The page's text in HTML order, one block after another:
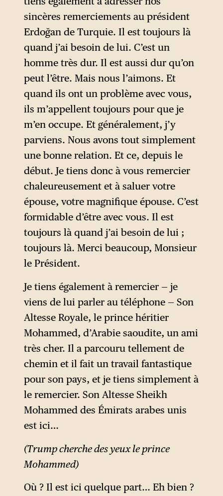
sincères remerciements au président
Erdoğan de Turquie. Il est toujours là
quand j’ai besoin de lui. C’est un
homme très dur. Il est aussi dur qu’on
peut l’être. Mais nous l’aimons. Et
quand ils ont un problème avec vous,
ils m’appellent toujours pour que je
m’en occupe. Et généralement, j’y
parviens. Nous avons tout simplement
une bonne relation. Et ce, depuis le
début. Je tiens donc à vous remercier
chaleureusement et à saluer votre
épouse, votre magnifique épouse. C’est
formidable d’être avec vous. Il est
toujours là quand j’ai besoin de lui ;
toujours là. Merci beaucoup, Monsieur
le Président.
Je tiens également à remercier — je
viens de lui parler au téléphone — Son
Altesse Royale, le prince héritier
Mohammed, d’Arabie saoudite, un ami
très cher. Il a parcouru tellement de
chemin et il fait un travail fantastique
pour son pays, et je tiens simplement à
le remercier. Son Altesse Sheikh
Mohammed des Émirats arabes unis
est ici…
(Trump cherche des yeux le prince
Mohammed)
Où ? Il est ici quelque part… Eh bien ?